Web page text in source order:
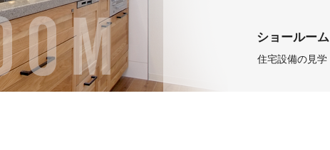
ショールー
住宅設備の見